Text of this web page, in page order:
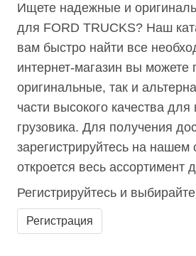
Ищете надежные и
для FORD TRUCKS? Наш
вам быстро найти все
интернет-магазин вы можете
оригинальные, так и
части высокого качества для
грузовика. Для получения
зарегистрируйтесь на нашем
откроется весь ассортимент
Регистрируйтесь и
Регистрация